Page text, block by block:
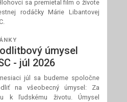
Prečítaj si článok
sa premietal film o živote
rodáčky Márie Libantovej
úmysel
- júl 2026
júl sa budeme spoločne
na všeobecný úmysel: Za
k ľudskému životu. Úmysel